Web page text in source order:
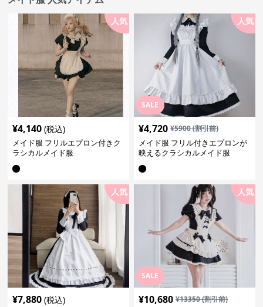
人気
¥4,140 (税込)
メイド服 フリルエプロン付きク
ラシカルメイド服
SALE
人気
¥4,720 ¥5900(割引前)
メイド服 フリル付きエプロンが
映えるクラシカルメイド服
人気
¥7,880 (税込)
SALE
人気
¥10,680 ¥13350(割引前)